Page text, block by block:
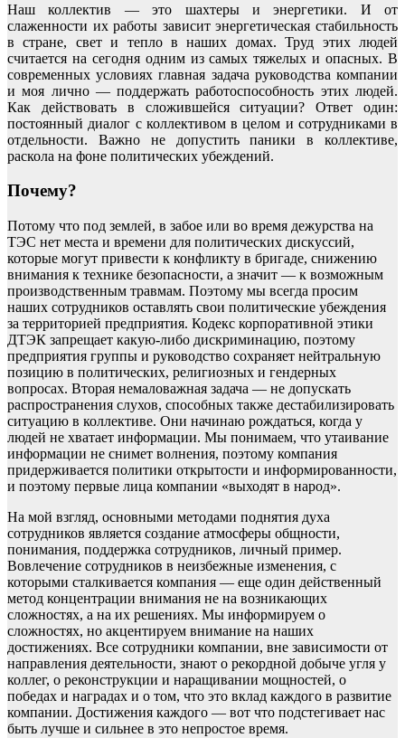
Наш коллектив — это шахтеры и энергетики. И от
слаженности их работы зависит энергетическая стабильность
в стране, свет и тепло в наших домах. Труд этих людей
считается на сегодня одним из самых тяжелых и опасных. В
современных условиях главная задача руководства компании
и моя лично — поддержать работоспособность этих людей.
Как действовать в сложившейся ситуации? Ответ один:
постоянный диалог с коллективом в целом и сотрудниками в
отдельности. Важно не допустить паники в коллективе,
раскола на фоне политических убеждений.
Почему?
Потому что под землей, в забое или во время дежурства на
ТЭС нет места и времени для политических дискуссий,
которые могут привести к конфликту в бригаде, снижению
внимания к технике безопасности, а значит — к возможным
производственным травмам. Поэтому мы всегда просим
наших сотрудников оставлять свои политические убеждения
за территорией предприятия. Кодекс корпоративной этики
ДТЭК запрещает какую-либо дискриминацию, поэтому
предприятия группы и руководство сохраняет нейтральную
позицию в политических, религиозных и гендерных
вопросах. Вторая немаловажная задача — не допускать
распространения слухов, способных также дестабилизировать
ситуацию в коллективе. Они начинаю рождаться, когда у
людей не хватает информации. Мы понимаем, что утаивание
информации не снимет волнения, поэтому компания
придерживается политики открытости и информированности,
и поэтому первые лица компании «выходят в народ».
На мой взгляд, основными методами поднятия духа
сотрудников является создание атмосферы общности,
понимания, поддержка сотрудников, личный пример.
Вовлечение сотрудников в неизбежные изменения, с
которыми сталкивается компания — еще один действенный
метод концентрации внимания не на возникающих
сложностях, а на их решениях. Мы информируем о
сложностях, но акцентируем внимание на наших
достижениях. Все сотрудники компании, вне зависимости от
направления деятельности, знают о рекордной добыче угля у
коллег, о реконструкции и наращивании мощностей, о
победах и наградах и о том, что это вклад каждого в развитие
компании. Достижения каждого — вот что подстегивает нас
быть лучше и сильнее в это непростое время.